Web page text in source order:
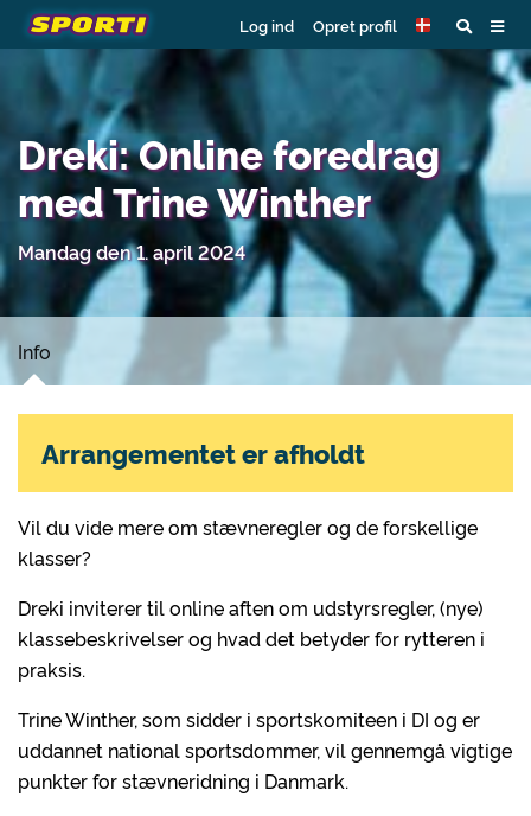
Log ind Opret profil
Dreki: Online foredrag
med Trine Winther
Mandag den 1. april 2024
Info
Vil du vide mere om stævneregler og de forskellige
klasser?
Dreki inviterer til online aften om udstyrsregler, (nye)
klassebeskrivelser og hvad det betyder for rytteren i
praksis.
Trine Winther, som sidder i sportskomiteen i DI og er
uddannet national sportsdommer, vil gennemgå vigtige
punkter for stævneridning i Danmark.
Arrangementet er afholdt